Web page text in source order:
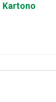
Kartono